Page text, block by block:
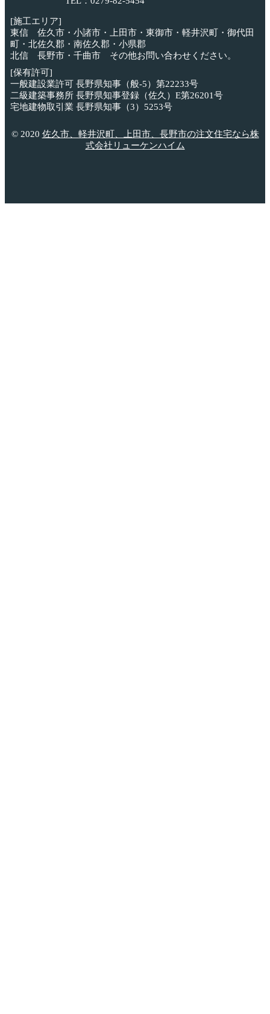
[施工エリア]
東信 佐久市・小諸市・上田市・東御市・軽井沢町・御代田
町・北佐久郡・南佐久郡・小県郡
北信 長野市・千曲市 その他お問い合わせください。
[保有許可]
一般建設業許可 長野県知事（般-5）第22233号
二級建築事務所 長野県知事登録（佐久）E第26201号
宅地建物取引業 長野県知事（3）5253号
© 2020 佐久市、軽井沢町、上田市、長野市の注文住宅なら株
式会社リューケンハイム